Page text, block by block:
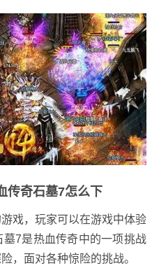
传奇石墓7怎么下
戏，玩家可以在游戏中体验
7是热血传奇中的一项挑战
，面对各种惊险的挑战。